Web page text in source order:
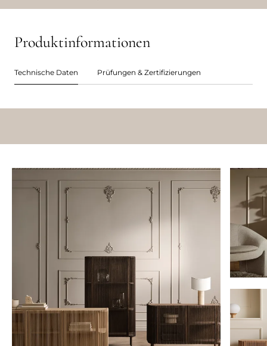
Produktinformationen
Technische Daten Prüfungen & Zertifizierungen